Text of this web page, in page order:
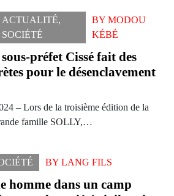
ACTUALITÉ,
SOCIÉTÉ
BY MODOU
KÉBÉ
préfet Cissé fait des
pour le désenclavement
– Lors de la troisième édition de la
famille SOLLY,…
BY LANG FILS
homme dans un camp